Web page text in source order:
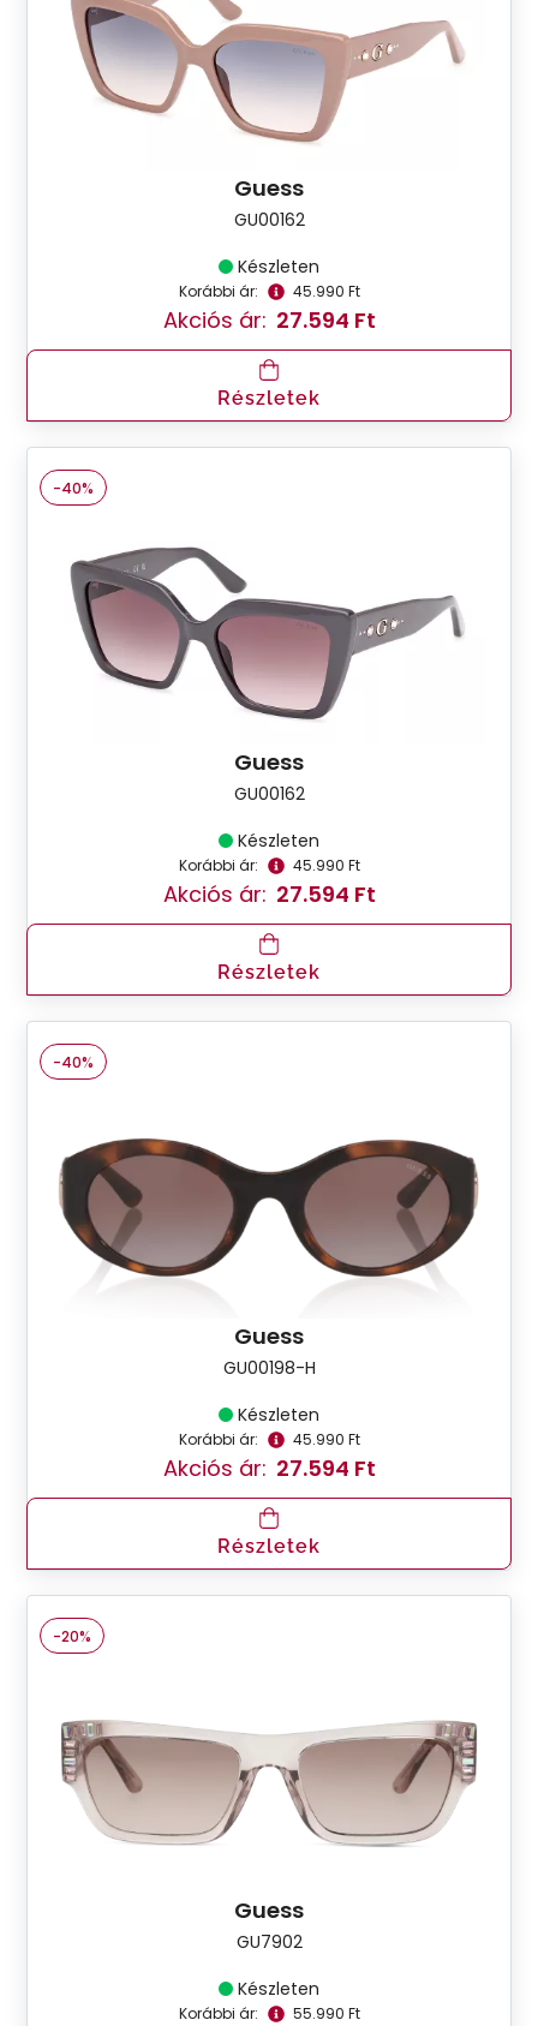
Guess
GU00162
Készleten
Korábbi ár: 45.990 Ft
Akciós ár: 27.594 Ft
Részletek
-40%
Guess
GU00162
Készleten
Korábbi ár: 45.990 Ft
Akciós ár: 27.594 Ft
Részletek
-40%
Guess
GU00198-H
Készleten
Korábbi ár: 45.990 Ft
Akciós ár: 27.594 Ft
Részletek
-20%
Guess
GU7902
Készleten
Korábbi ár: 55.990 Ft